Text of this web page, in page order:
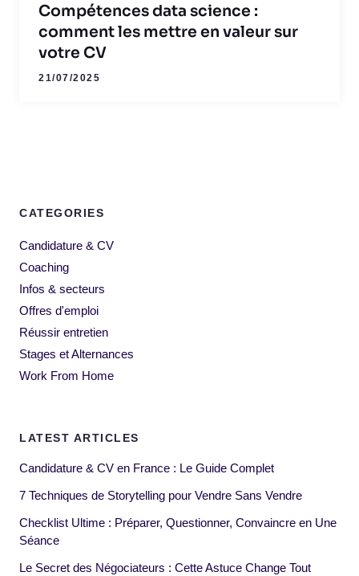
Compétences data science :
comment les mettre en valeur sur
votre CV
21/07/2025
CATEGORIES
Candidature & CV
Coaching
Infos & secteurs
Offres d'emploi
Réussir entretien
Stages et Alternances
Work From Home
LATEST ARTICLES
Candidature & CV en France : Le Guide Complet
7 Techniques de Storytelling pour Vendre Sans Vendre
Checklist Ultime : Préparer, Questionner, Convaincre en Une
Séance
Le Secret des Négociateurs : Cette Astuce Change Tout